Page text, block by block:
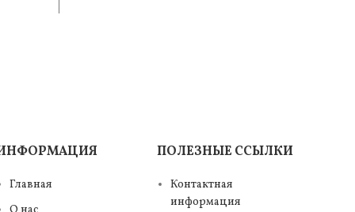
Главная
ПОЛЕЗНЫЕ ССЫЛКИ
Контактная
информация